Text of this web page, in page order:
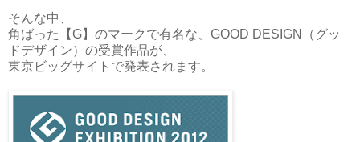
そんな中、
角ばった【G】のマークで有名な、GOOD DESIGN（グッ
ドデザイン）の受賞作品が、
東京ビッグサイトで発表されます。